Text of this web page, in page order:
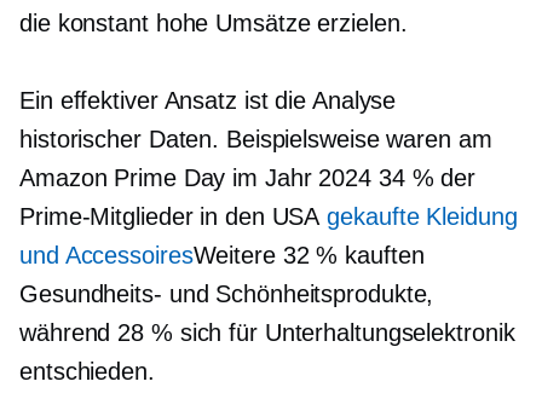
die konstant hohe Umsätze erzielen.
Ein effektiver Ansatz ist die Analyse
historischer Daten. Beispielsweise waren am
Amazon Prime Day im Jahr 2024 34 % der
Prime-Mitglieder in den USAgekaufte Kleidung
und AccessoiresWeitere 32 % kauften
Gesundheits- und Schönheitsprodukte,
während 28 % sich für Unterhaltungselektronik
entschieden.